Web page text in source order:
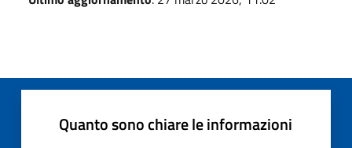
Quanto sono chiare le informazioni